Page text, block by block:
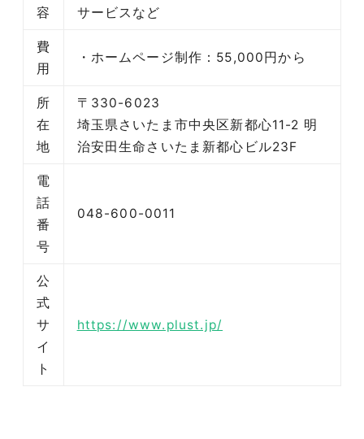
容
サービスなど
費
用
・ホームページ制作：55,000円から
所
在
地
〒330-6023
埼玉県さいたま市中央区新都心11-2 明
治安田生命さいたま新都心ビル23F
電
話
番
号
048-600-0011
公
式
サ
イ
ト
https://www.plust.jp/